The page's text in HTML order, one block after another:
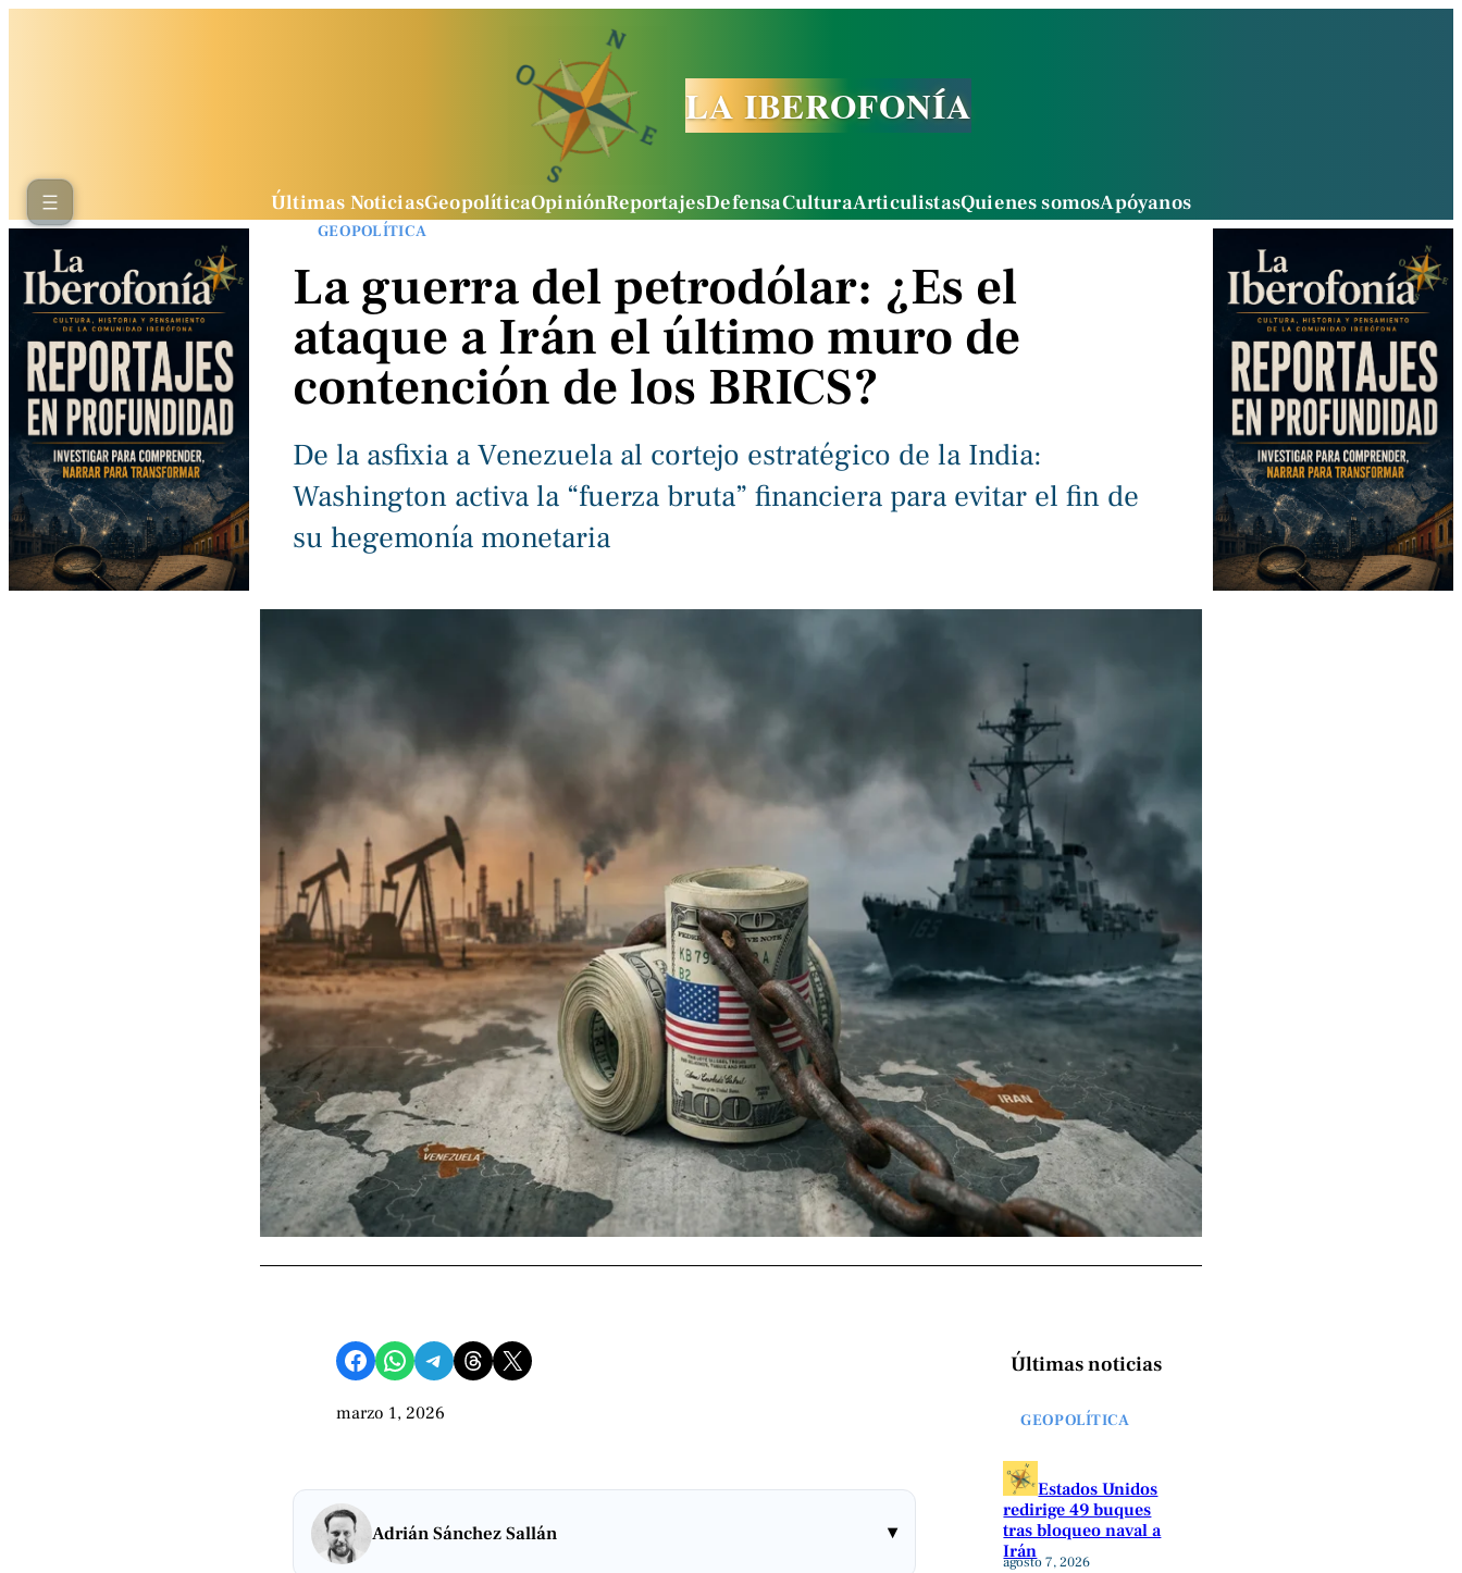
LA IBEROFONÍA
Últimas NoticiasGeopolíticaOpiniónReportajesDefensaCulturaArticulistasQuienes somosApóyanos
GEOPOLÍTICA
La guerra del petrodólar: ¿Es el
ataque a Irán el último muro de
contención de los BRICS?
De la asfixia a Venezuela al cortejo estratégico de la India:
Washington activa la “fuerza bruta” financiera para evitar el fin de
su hegemonía monetaria
Compartir en Facebook Compartir en WhatsApp Compartir en Telegram Share on Threads Compartir en X
marzo 1, 2026
Adrián Sánchez Sallán ▾
Últimas noticias
GEOPOLÍTICA
Estados Unidos
redirige 49 buques
tras bloqueo naval a
Irán
agosto 7, 2026